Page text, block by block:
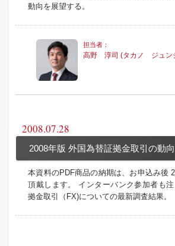
動向を展望する。
高野 淳司 (タカノ ジュン
2008.07.28
2008年版 外国為替証拠金取引の動
本資料のPDF商品の納期は、お申込み後
頂戴します。 インターバンク参加者も
拠金取引（FX)についての最新調査結果。